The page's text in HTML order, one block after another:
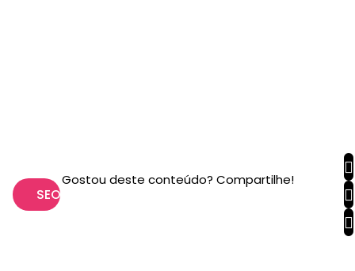
SEO
Gostou deste conteúdo? Compartilhe!